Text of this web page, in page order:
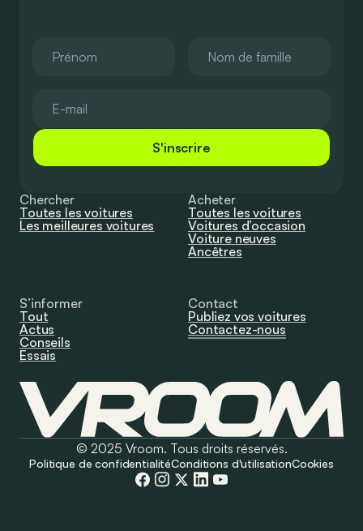
S'inscrire
Chercher
Toutes les voitures
Les meilleures voitures
Acheter
Toutes les voitures
Voitures d’occasion
Voiture neuves
Ancêtres
S’informer
Tout
Actus
Conseils
Essais
Contact
Publiez vos voitures
Contactez-nous
© 2025 Vroom. Tous droits réservés.
Politique de confidentialitéConditions d'utilisationCookies